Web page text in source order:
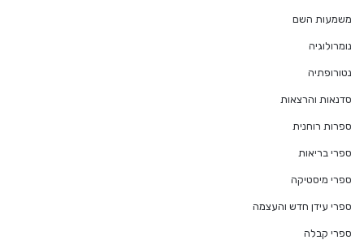
משמעות השם
נומרולוגיה
נטורופתיה
סדנאות והרצאות
ספרות רוחנית
ספרי בריאות
ספרי מיסטיקה
ספרי עידן חדש והעצמה
ספרי קבלה